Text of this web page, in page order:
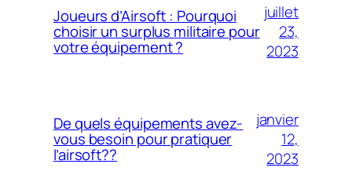
Joueurs d’Airsoft : Pourquoi
choisir un surplus militaire pour
votre équipement ?
juillet
23,
2023
De quels équipements avez-
vous besoin pour pratiquer
l’airsoft??
janvier
12,
2023